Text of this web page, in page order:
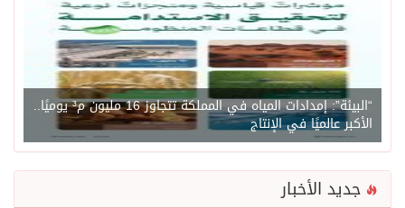
“البيئة”: إمدادات المياه في المملكة تتجاوز 16 مليون م³ يوميًا..
الأكبر عالميًا في الإنتاج
جديد الأخبار